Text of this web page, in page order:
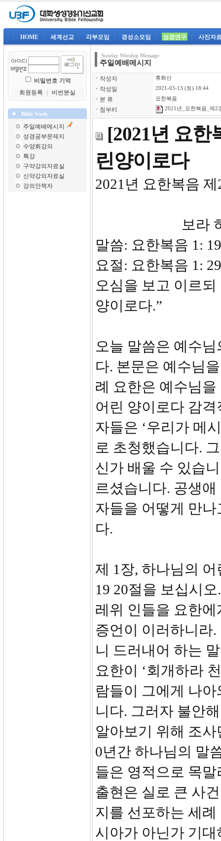
HOME 세계선교 각부모임 경성소모임 성경연구 사진자
비밀번호 기억
회원등록
비번분실
Bible Study
주일예배메시지
성경공부문제지
수양회강의
특강
구약강의자료실
신약강의자료실
강의안책자
Sunday Worship Message
주일예배메시지
ㆍ 작성자 휴화산
ㆍ 작성일 2021-03-13 (토) 18:44
ㆍ 분 류 요한복음
ㆍ 첨부#1 2021년_요한복음_제2
[2021년 요한
린양이로다
2021년 요한복음 제
보라 하나님
말씀: 요한복음 1:
요절: 요한복음 1:
오심을 보고 이르
양이로다.”
오늘 말씀은 예수
다. 본문은 예수님
례 요한은 예수님
어린 양이로다 감
자들은 ‘우리가 메
로 초청했습니다.
신가 배울 수 있습
르셨습니다. 공생
자들을 어떻게 만
다.
제 1장, 하나님의
19 20절을 보십시
레위 인들을 요한
증언이 이러하니라
니 드러내어 하는
요한이 ‘회개하라
람들이 그에게 나
니다. 그러자 불안
알아보기 위해 조
0년간 하나님의 말
들은 영적으로 목
출현은 실로 큰 사
지를 선포하는 세
시아가 아닌가 기